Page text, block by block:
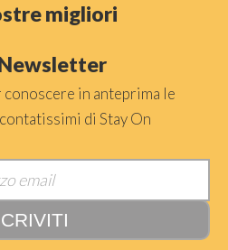
migliori
in anteprima le
di Stay On